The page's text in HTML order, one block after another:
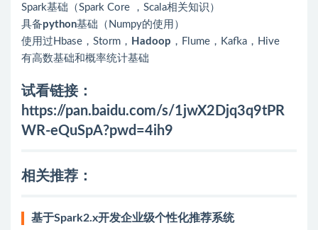
Spark基础（Spark Core ，Scala相关知识）
具备python基础（Numpy的使用）
使用过Hbase，Storm， Hadoop ，Flume，Kafka，Hive
有高数基础和概率统计基础
试看链接：
https://pan.baidu.com/s/1jwX2Djq3q9tPR
WR-eQuSpA?pwd=4ih9
相关推荐：
基于Spark2.x开发企业级个性化推荐系统